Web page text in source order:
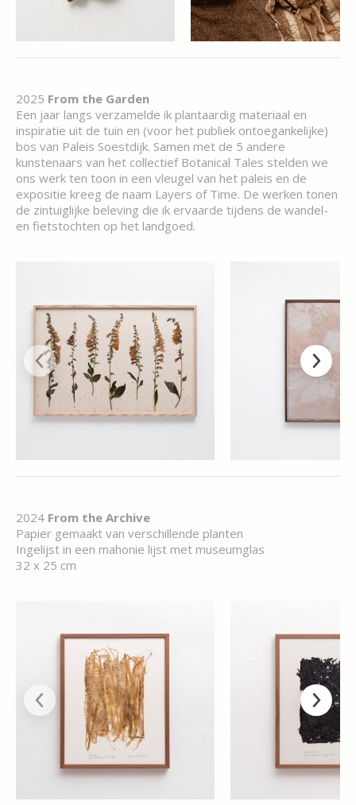
2025 From the Garden
Een jaar langs verzamelde ik plantaardig materiaal en
inspiratie uit de tuin en (voor het publiek ontoegankelijke)
bos van Paleis Soestdijk. Samen met de 5 andere
kunstenaars van het collectief Botanical Tales stelden we
ons werk ten toon in een vleugel van het paleis en de
expositie kreeg de naam Layers of Time. De werken tonen
de zintuiglijke beleving die ik ervaarde tijdens de wandel-
en fietstochten op het landgoed.
2024 From the Archive
Papier gemaakt van verschillende planten
Ingelijst in een mahonie lijst met museumglas
32 x 25 cm